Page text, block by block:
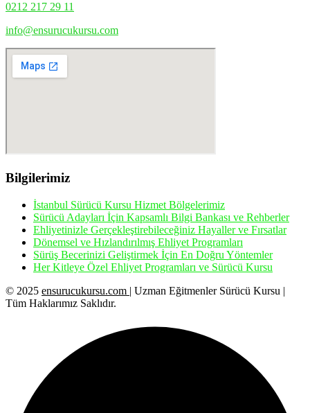
0212 217 29 11
info@ensurucukursu.com
Bilgilerimiz
İstanbul Sürücü Kursu Hizmet Bölgelerimiz
Sürücü Adayları İçin Kapsamlı Bilgi Bankası ve Rehberler
Ehliyetinizle Gerçekleştirebileceğiniz Hayaller ve Fırsatlar
Dönemsel ve Hızlandırılmış Ehliyet Programları
Sürüş Becerinizi Geliştirmek İçin En Doğru Yöntemler
Her Kitleye Özel Ehliyet Programları ve Sürücü Kursu
© 2025 ensurucukursu.com | Uzman Eğitmenler Sürücü Kursu |
Tüm Haklarımız Saklıdır.